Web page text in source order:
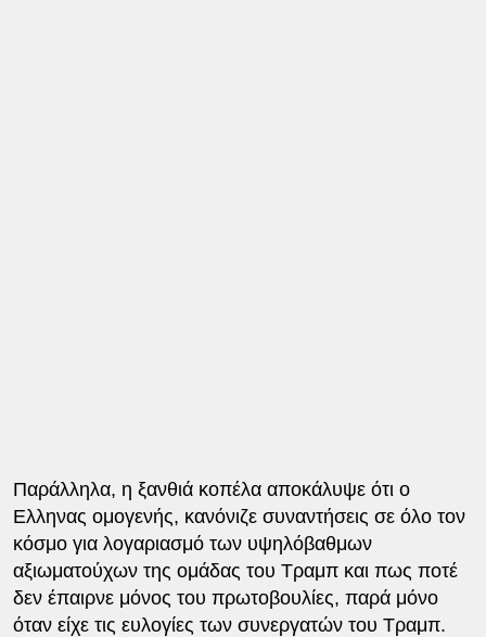
Παράλληλα, η ξανθιά κοπέλα αποκάλυψε ότι ο
Ελληνας ομογενής, κανόνιζε συναντήσεις σε όλο τον
κόσμο για λογαριασμό των υψηλόβαθμων
αξιωματούχων της ομάδας του Τραμπ και πως ποτέ
δεν έπαιρνε μόνος του πρωτοβουλίες, παρά μόνο
όταν είχε τις ευλογίες των συνεργατών του Τραμπ.